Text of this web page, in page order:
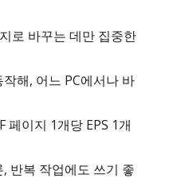
로 바꾸는 데만 집중한
해, 어느 PC에서나 바
페이지 1개당 EPS 1개
반복 작업에도 쓰기 좋